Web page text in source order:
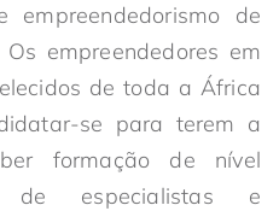
de
empreendedores em
de toda a África
se para terem a
formação de nível
de especialistas e